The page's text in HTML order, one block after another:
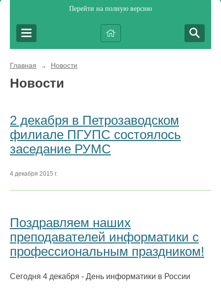
Перейти на полную версию
Главная → Новости
Новости
2 декабря в Петрозаводском
филиале ПГУПС состоялось
заседание РУМС
4 декабря 2015 г.
Поздравляем наших
преподавателей информатики с
профессиональным праздником!
Сегодня 4 декабря - День информатики в России